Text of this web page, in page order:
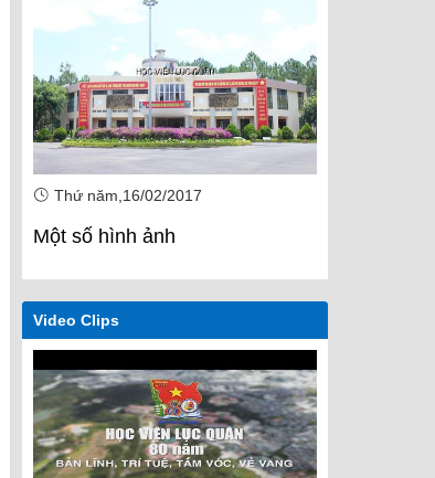
Thứ năm,16/02/2017
Một số hình ảnh
Video Clips